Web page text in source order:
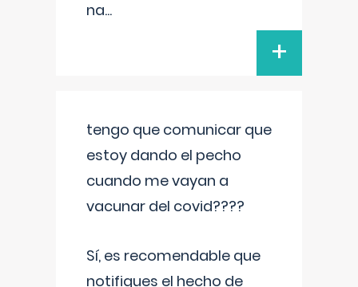
na...
+
tengo que comunicar que
estoy dando el pecho
cuando me vayan a
vacunar del covid????
Sí, es recomendable que
notifiques el hecho de